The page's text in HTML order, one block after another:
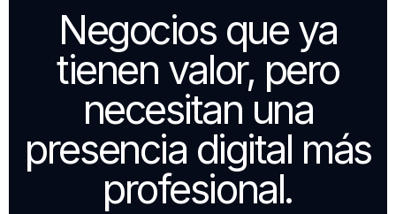
Negocios que ya
tienen valor, pero
necesitan una
presencia digital más
profesional.